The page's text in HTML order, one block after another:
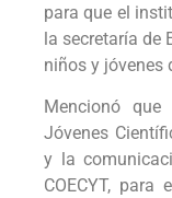
para que el
la secretaría de
niños y jóvenes
Mencionó
Jóvenes
y la
COECYT, para